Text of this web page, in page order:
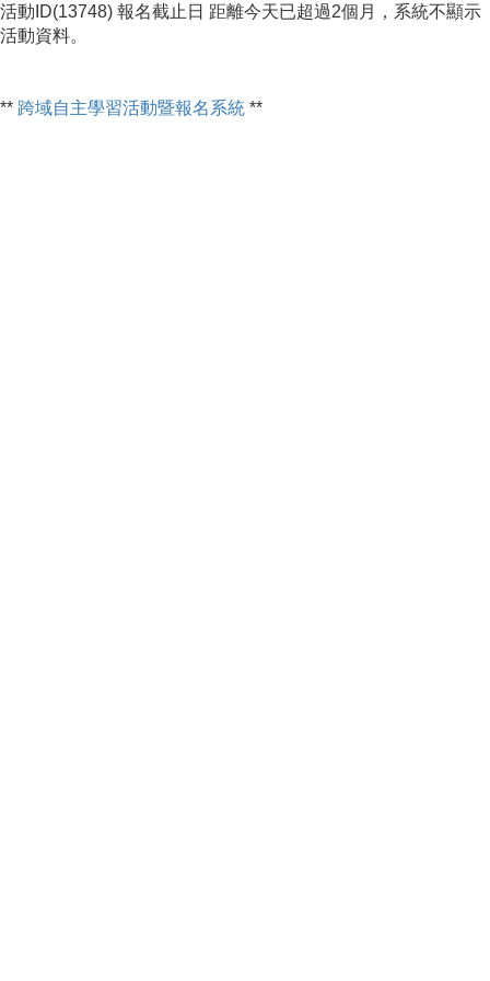
活動ID(13748) 報名截止日 距離今天已超過2個月，系統不顯示
活動資料。
** 跨域自主學習活動暨報名系統 **